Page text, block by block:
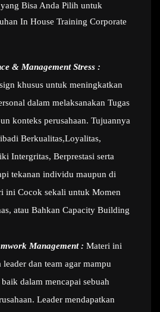
Bisa Anda Pilih untuk
In House Training Corporate
& Management Stress :
khusus untuk meningkatkan
dalam melaksanakan Tugas
konteks perusahaan. Tujuannya
Berkualitas,Loyalitas,
Intergritas, Berprestasi serta
tekanan individu maupun di
ini Cocok sekali untuk Momen
atau Bahkan Capacity Building
Management : Materi ini
dan team agar mampu
dalam mencapai sebuah
Leader mendapatkan